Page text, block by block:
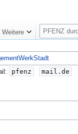
pfenz mail.de
Weitere
S
u
c
h
e